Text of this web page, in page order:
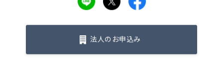
法人のお申込み